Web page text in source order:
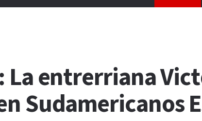
entrerriana
Sudamericanos